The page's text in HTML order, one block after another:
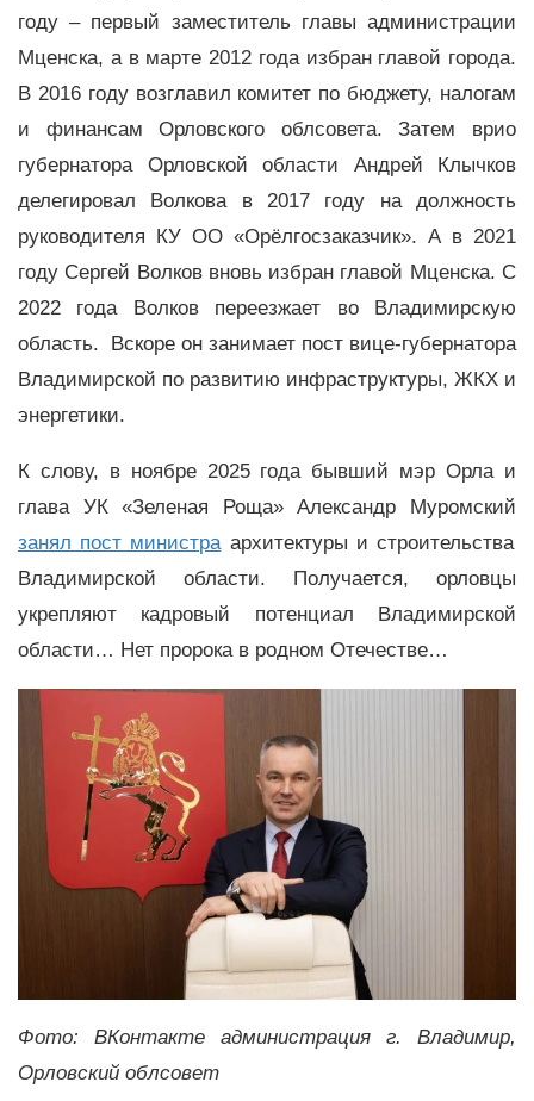
году – первый заместитель главы администрации
Мценска, а в марте 2012 года избран главой города.
В 2016 году возглавил комитет по бюджету, налогам
и финансам Орловского облсовета. Затем врио
губернатора Орловской области Андрей Клычков
делегировал Волкова в 2017 году на должность
руководителя КУ ОО «Орёлгосзаказчик». А в 2021
году Сергей Волков вновь избран главой Мценска. С
2022 года Волков переезжает во Владимирскую
область. Вскоре он занимает пост вице-губернатора
Владимирской по развитию инфраструктуры, ЖКХ и
энергетики.
К слову, в ноябре 2025 года бывший мэр Орла и
глава УК «Зеленая Роща» Александр Муромский
занял пост министра архитектуры и строительства
Владимирской области. Получается, орловцы
укрепляют кадровый потенциал Владимирской
области… Нет пророка в родном Отечестве…
Фото: ВКонтакте администрация г. Владимир,
Орловский облсовет